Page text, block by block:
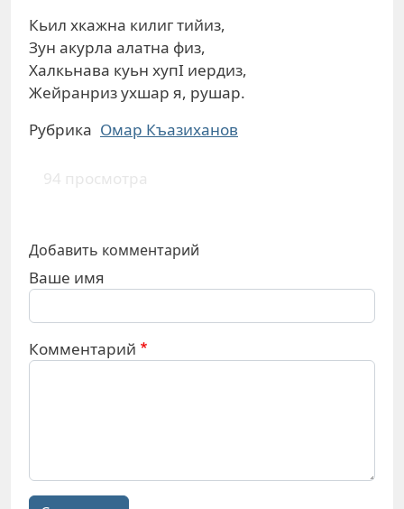
Кьил хкажна килиг тийиз,
Зун акурла алатна физ,
Халкьнава куьн хупI иердиз,
Жейранриз ухшар я, рушар.
Рубрика Омар Къазиханов
94 просмотра
Добавить комментарий
Ваше имя
Комментарий